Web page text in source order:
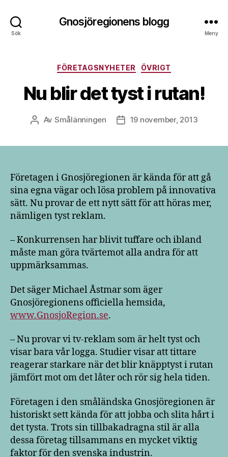
Sök
Gnosjöregionens blogg
Meny
Kategorier
FÖRETAGSNYHETER ÖVRIGT
Nu blir det tyst i rutan!
Inläggsförfattare
Av Smålänningen Inläggsdatum
19 november, 2013
Företagen i Gnosjöregionen är kända för att gå
sina egna vägar och lösa problem på innovativa
sätt. Nu provar de ett nytt sätt för att höras mer,
nämligen tyst reklam.
– Konkurrensen har blivit tuffare och ibland
måste man göra tvärtemot alla andra för att
uppmärksammas.
Det säger Michael Åstmar som äger
Gnosjöregionens officiella hemsida,
www.GnosjoRegion.se.
– Nu provar vi tv-reklam som är helt tyst och
visar bara vår logga. Studier visar att tittare
reagerar starkare när det blir knäpptyst i rutan
jämfört mot om det låter och rör sig hela tiden.
Företagen i den småländska Gnosjöregionen är
historiskt sett kända för att jobba och slita hårt i
det tysta. Trots sin tillbakadragna stil är alla
dessa företag tillsammans en mycket viktig
faktor för den svenska industrin.